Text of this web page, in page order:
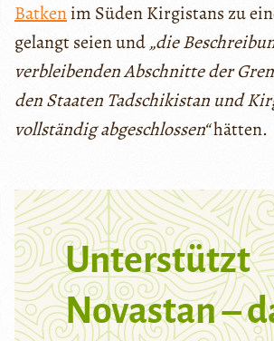
Batkenim Süden Kirgistans zu
gelangt seien und„die
verbleibenden Abschnitte der
den Staaten Tadschikistan und
vollständig abgeschlossen“hätten.
Unterstützt
Novastan –